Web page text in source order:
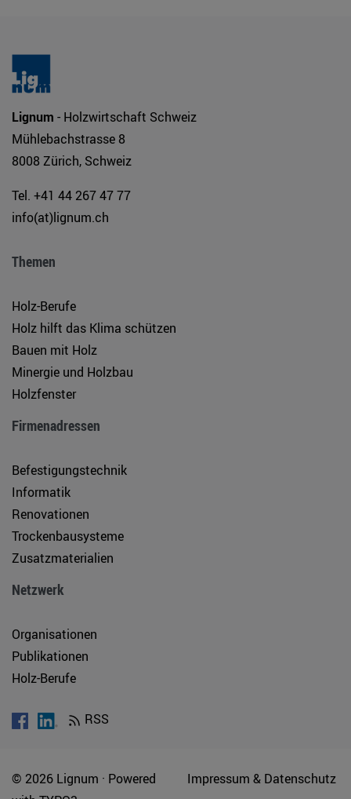
Lignum - Holzwirtschaft Schweiz
Mühlebachstrasse 8
8008 Zürich, Schweiz
Tel. +41 44 267 47 77
info(at)lignum.ch
Themen
Holz-Berufe
Holz hilft das Klima schützen
Bauen mit Holz
Minergie und Holzbau
Holzfenster
Firmenadressen
Befestigungstechnik
Informatik
Renovationen
Trockenbausysteme
Zusatzmaterialien
Netzwerk
Organisationen
Publikationen
Holz-Berufe
RSS
© 2026 Lignum · Powered
Impressum & Datenschutz